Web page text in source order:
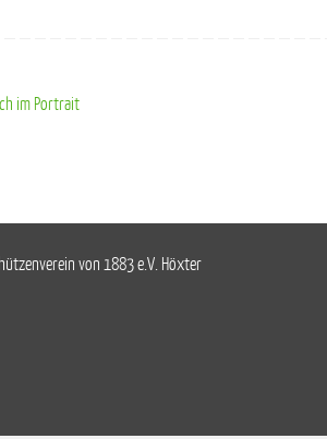
im Portrait
von 1883 e.V. Höxter